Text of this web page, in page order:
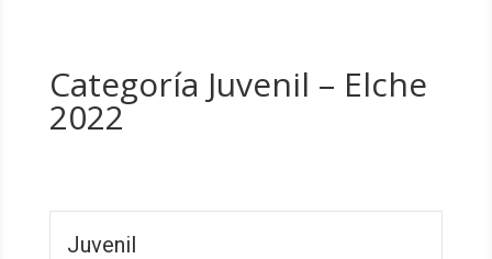
Categoría Juvenil – Elche
2022
Juvenil